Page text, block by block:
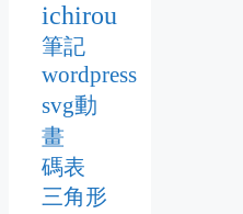
ichirou
筆記
wordpress
svg動
畫
碼表
三角形